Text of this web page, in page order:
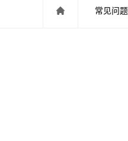
 常见问题